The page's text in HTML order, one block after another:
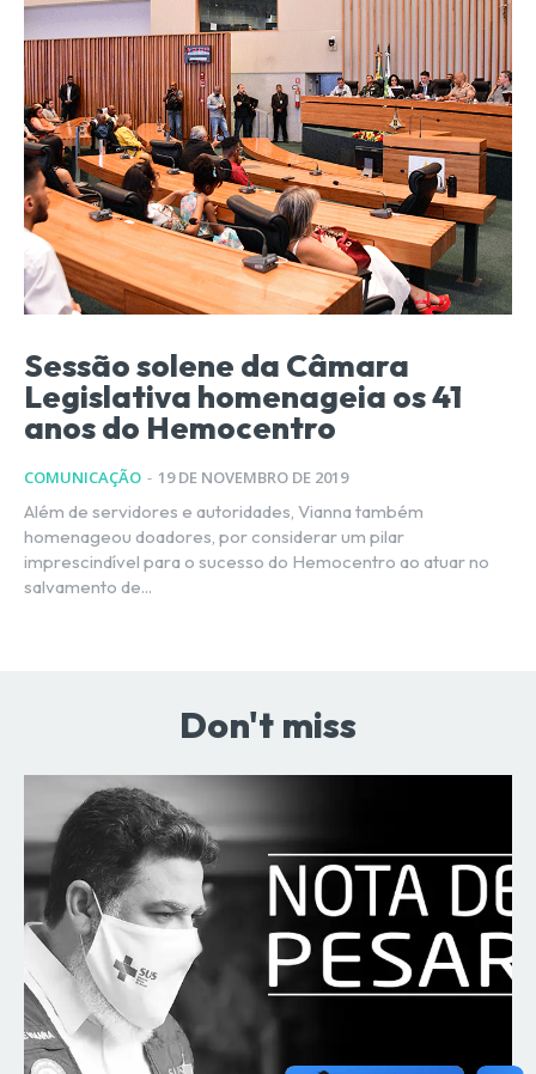
Sessão solene da Câmara
Legislativa homenageia os 41
anos do Hemocentro
COMUNICAÇÃO - 19 DE NOVEMBRO DE 2019
Além de servidores e autoridades, Vianna também
homenageou doadores, por considerar um pilar
imprescindível para o sucesso do Hemocentro ao atuar no
salvamento de...
Don't miss